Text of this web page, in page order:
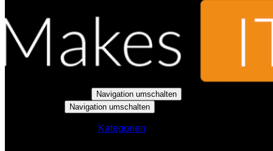
Navigation umschalten
Navigation umschalten
Kategorien